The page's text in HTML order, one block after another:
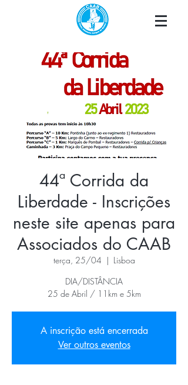
44ª Corrida da
Liberdade - Inscrições
neste site apenas para
Associados do CAAB
terça, 25/04
  |
Lisboa
DIA/DISTÂNCIA
25 de Abril / 11km e 5km
A inscrição está encerrada
Ver outros eventos